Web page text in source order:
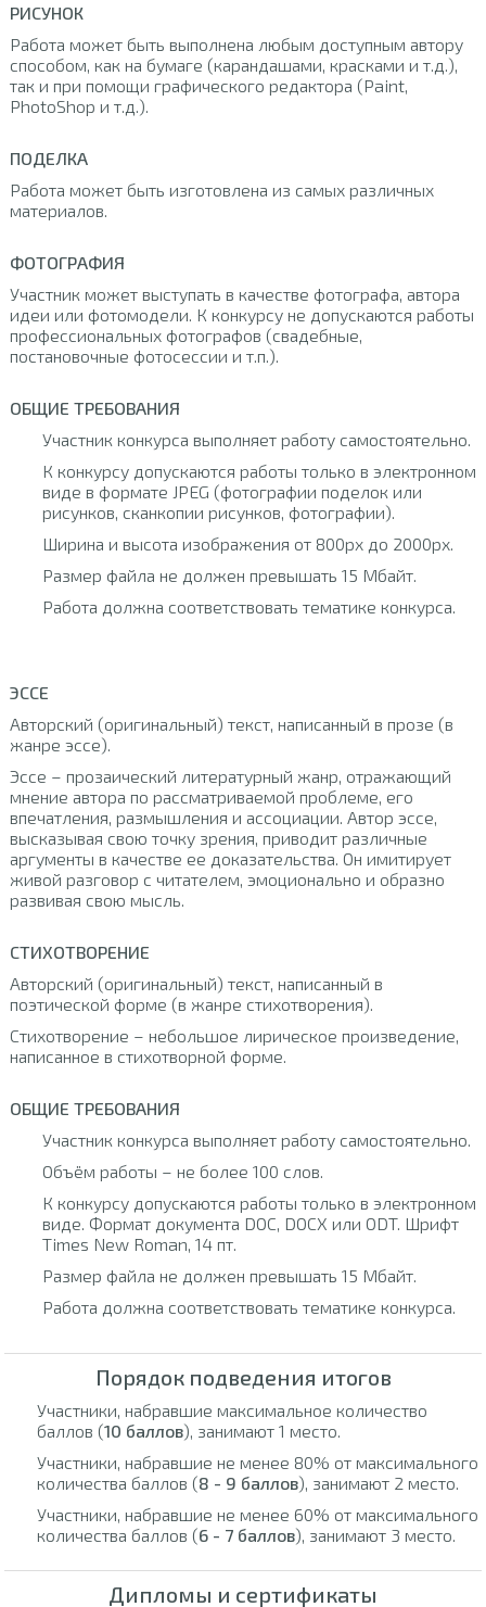
РИСУНОК
Работа может быть выполнена любым доступным автору
способом, как на бумаге (карандашами, красками и т.д.),
так и при помощи графического редактора (Paint,
PhotoShop и т.д.).
ПОДЕЛКА
Работа может быть изготовлена из самых различных
материалов.
ФОТОГРАФИЯ
Участник может выступать в качестве фотографа, автора
идеи или фотомодели. К конкурсу не допускаются работы
профессиональных фотографов (свадебные,
постановочные фотосессии и т.п.).
ОБЩИЕ ТРЕБОВАНИЯ
Участник конкурса выполняет работу самостоятельно.
К конкурсу допускаются работы только в электронном
виде в формате JPEG (фотографии поделок или
рисунков, сканкопии рисунков, фотографии).
Ширина и высота изображения от 800px до 2000px.
Размер файла не должен превышать 15 Мбайт.
Работа должна соответствовать тематике конкурса.
ЭССЕ
Авторский (оригинальный) текст, написанный в прозе (в
жанре эссе).
Эссе – прозаический литературный жанр, отражающий
мнение автора по рассматриваемой проблеме, его
впечатления, размышления и ассоциации. Автор эссе,
высказывая свою точку зрения, приводит различные
аргументы в качестве ее доказательства. Он имитирует
живой разговор с читателем, эмоционально и образно
развивая свою мысль.
СТИХОТВОРЕНИЕ
Авторский (оригинальный) текст, написанный в
поэтической форме (в жанре стихотворения).
Стихотворение – небольшое лирическое произведение,
написанное в стихотворной форме.
ОБЩИЕ ТРЕБОВАНИЯ
Участник конкурса выполняет работу самостоятельно.
Объём работы – не более 100 слов.
К конкурсу допускаются работы только в электронном
виде. Формат документа DOC, DOCX или ODT. Шрифт
Times New Roman, 14 пт.
Размер файла не должен превышать 15 Мбайт.
Работа должна соответствовать тематике конкурса.
Порядок подведения итогов
Участники, набравшие максимальное количество
баллов (10 баллов), занимают 1 место.
Участники, набравшие не менее 80% от максимального
количества баллов (8 - 9 баллов), занимают 2 место.
Участники, набравшие не менее 60% от максимального
количества баллов (6 - 7 баллов), занимают 3 место.
Дипломы и сертификаты